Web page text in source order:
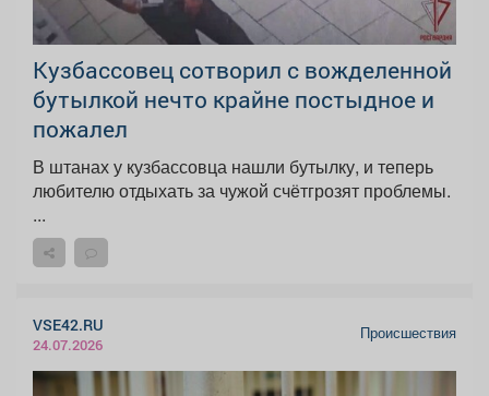
Кузбассовец сотворил с вожделенной
бутылкой нечто крайне постыдное и
пожалел
В штанах у кузбассовца нашли бутылку, и теперь
любителю отдыхать за чужой счётгрозят проблемы.
...
VSE42.RU
24.07.2026
Происшествия